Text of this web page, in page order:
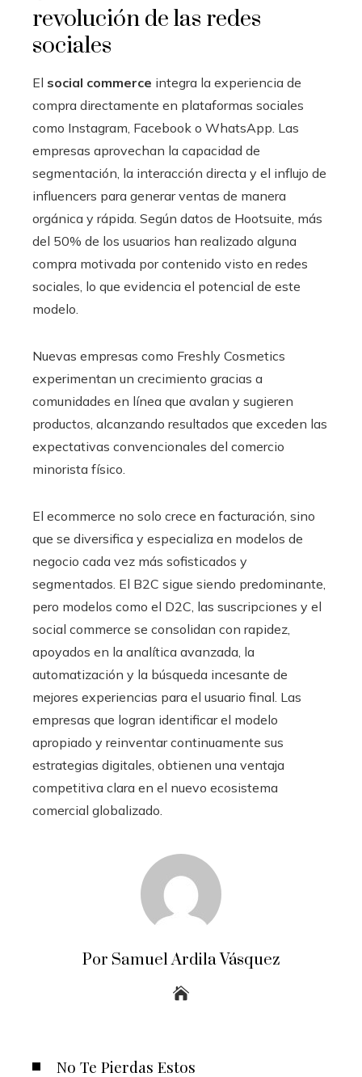
revolución de las redes
sociales
El social commerce integra la experiencia de
compra directamente en plataformas sociales
como Instagram, Facebook o WhatsApp. Las
empresas aprovechan la capacidad de
segmentación, la interacción directa y el influjo de
influencers para generar ventas de manera
orgánica y rápida. Según datos de Hootsuite, más
del 50% de los usuarios han realizado alguna
compra motivada por contenido visto en redes
sociales, lo que evidencia el potencial de este
modelo.
Nuevas empresas como Freshly Cosmetics
experimentan un crecimiento gracias a
comunidades en línea que avalan y sugieren
productos, alcanzando resultados que exceden las
expectativas convencionales del comercio
minorista físico.
El ecommerce no solo crece en facturación, sino
que se diversifica y especializa en modelos de
negocio cada vez más sofisticados y
segmentados. El B2C sigue siendo predominante,
pero modelos como el D2C, las suscripciones y el
social commerce se consolidan con rapidez,
apoyados en la analítica avanzada, la
automatización y la búsqueda incesante de
mejores experiencias para el usuario final. Las
empresas que logran identificar el modelo
apropiado y reinventar continuamente sus
estrategias digitales, obtienen una ventaja
competitiva clara en el nuevo ecosistema
comercial globalizado.
Por Samuel Ardila Vásquez
No Te Pierdas Estos